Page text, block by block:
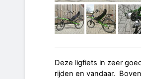
Deze ligfiets in zeer
rijden en vandaar.